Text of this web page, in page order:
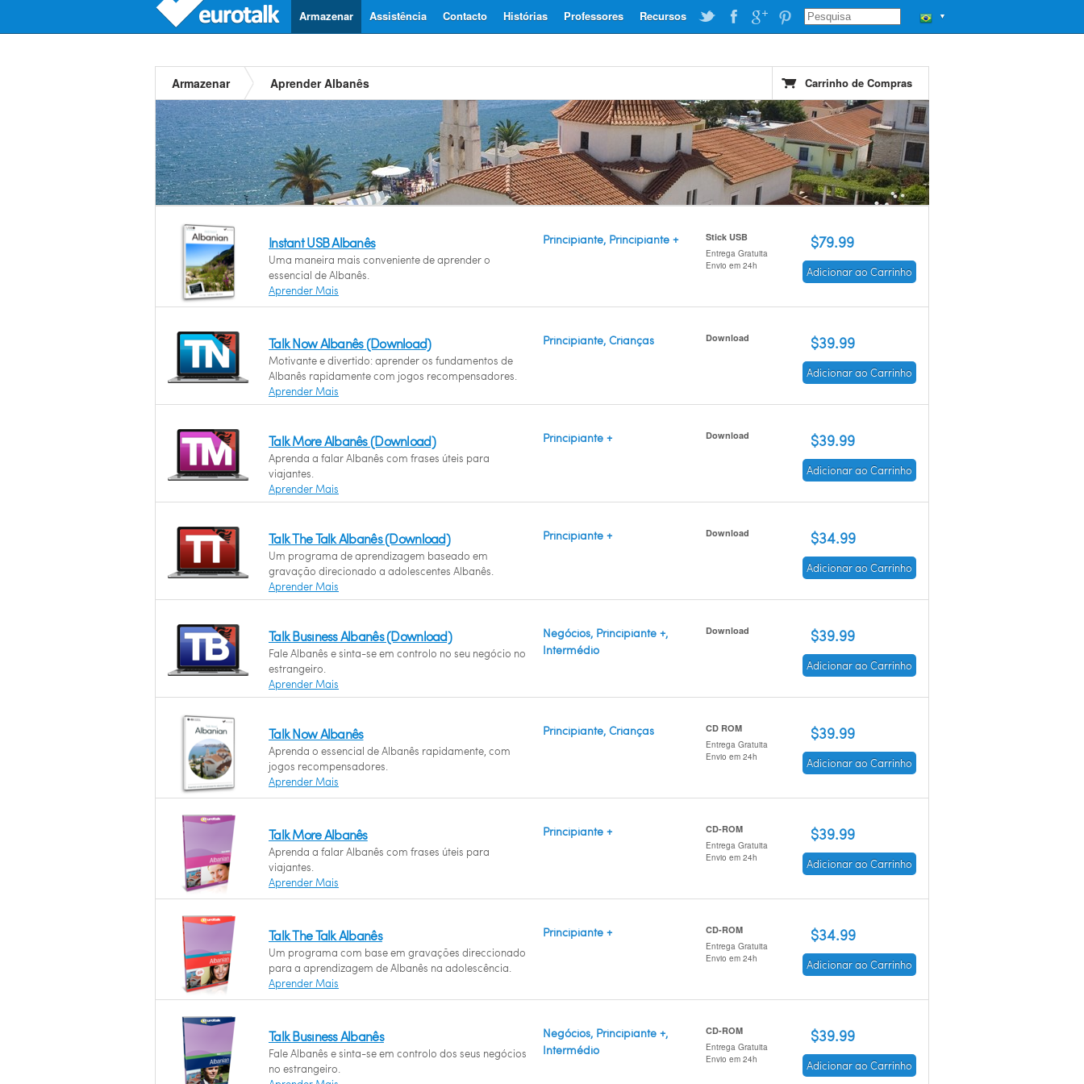
▼
Recursos
Professores
Histórias
Contacto
Assistência
Armazenar
Armazenar Aprender Albanês Carrinho de Compras
Instant USB Albanês
Uma maneira mais conveniente de aprender o
essencial de Albanês.
Aprender Mais
Principiante, Principiante + Stick USB
Entrega Gratuita
Envio em 24h
$79.99
Adicionar ao Carrinho
Talk Now Albanês (Download)
Motivante e divertido: aprender os fundamentos de
Albanês rapidamente com jogos recompensadores.
Aprender Mais
Principiante, Crianças Download $39.99
Adicionar ao Carrinho
Talk More Albanês (Download)
Aprenda a falar Albanês com frases úteis para
viajantes.
Aprender Mais
Principiante + Download $39.99
Adicionar ao Carrinho
Talk The Talk Albanês (Download)
Um programa de aprendizagem baseado em
gravação direcionado a adolescentes Albanês.
Aprender Mais
Principiante + Download $34.99
Adicionar ao Carrinho
Talk Business Albanês (Download)
Fale Albanês e sinta-se em controlo no seu negócio no
estrangeiro.
Aprender Mais
Negócios, Principiante +,
Intermédio
Download $39.99
Adicionar ao Carrinho
Talk Now Albanês
Aprenda o essencial de Albanês rapidamente, com
jogos recompensadores.
Aprender Mais
Principiante, Crianças CD ROM
Entrega Gratuita
Envio em 24h
$39.99
Adicionar ao Carrinho
Talk More Albanês
Aprenda a falar Albanês com frases úteis para
viajantes.
Aprender Mais
Principiante + CD-ROM
Entrega Gratuita
Envio em 24h
$39.99
Adicionar ao Carrinho
Talk The Talk Albanês
Um programa com base em gravações direccionado
para a aprendizagem de Albanês na adolescência.
Aprender Mais
Principiante + CD-ROM
Entrega Gratuita
Envio em 24h
$34.99
Adicionar ao Carrinho
Talk Business Albanês
Fale Albanês e sinta-se em controlo dos seus negócios
no estrangeiro.
Negócios, Principiante +,
Intermédio
CD-ROM
Entrega Gratuita
Envio em 24h
$39.99
Adicionar ao Carrinho